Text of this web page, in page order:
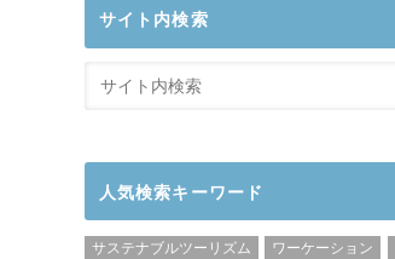
サイト内検索
人気検索キーワード
サステナブルツーリズム ワーケーション